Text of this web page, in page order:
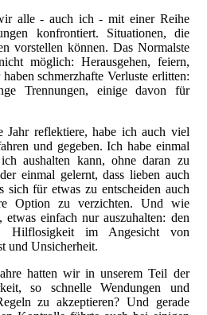
alle - auch ich - mit einer Reihe
konfrontiert. Situationen, die
vorstellen können. Das Normalste
möglich: Herausgehen, feiern,
schmerzhafte Verluste erlitten:
Trennungen, einige davon für
Jahr reflektiere, habe ich auch viel
und gegeben. Ich habe einmal
aushalten kann, ohne daran zu
einmal gelernt, dass lieben auch
sich für etwas zu entscheiden auch
Option zu verzichten. Und wie
einfach nur auszuhalten: den
Hilflosigkeit im Angesicht von
und Unsicherheit.
hatten wir in unserem Teil der
so schnelle Wendungen und
zu akzeptieren? Und gerade